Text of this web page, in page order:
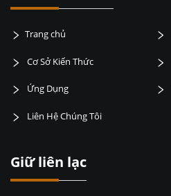
Trang chủ
Cơ Sở Kiến Thức
Ứng Dụng
Liên Hệ Chúng Tôi
Giữ liên lạc